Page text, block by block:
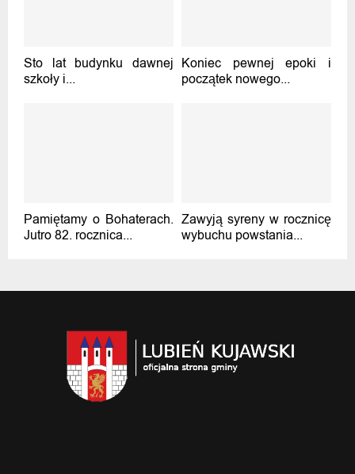
Sto lat budynku dawnej
szkoły i...
Koniec pewnej epoki i
początek nowego...
Pamiętamy o Bohaterach.
Jutro 82. rocznica...
Zawyją syreny w rocznicę
wybuchu powstania...